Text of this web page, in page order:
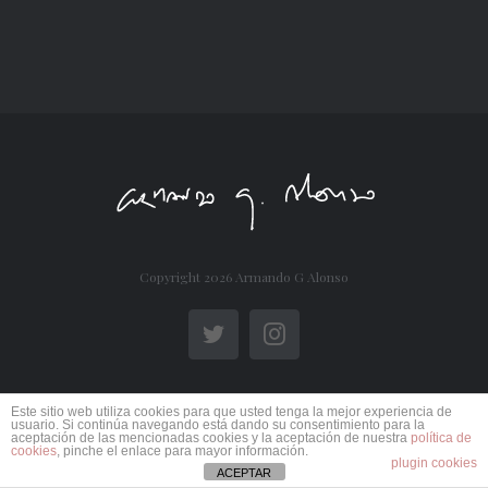
Copyright 2026 Armando G Alonso
TwitterInstagram
Este sitio web utiliza cookies para que usted tenga la mejor experiencia de
usuario. Si continúa navegando está dando su consentimiento para la
aceptación de las mencionadas cookies y la aceptación de nuestra política de
cookies, pinche el enlace para mayor información.
plugin cookies
ACEPTAR